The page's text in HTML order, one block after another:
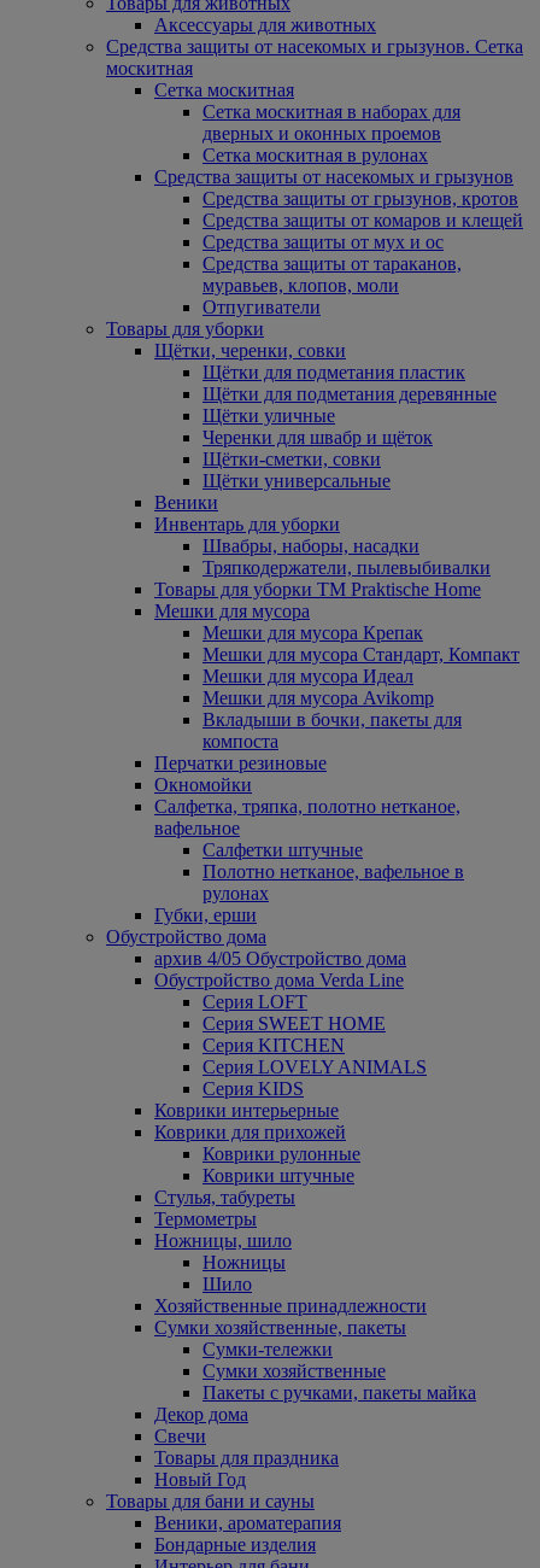
Аксессуары для животных
Средства защиты от насекомых и грызунов. Сетка
москитная
Сетка москитная
Сетка москитная в наборах для
дверных и оконных проемов
Сетка москитная в рулонах
Средства защиты от насекомых и грызунов
Средства защиты от грызунов, кротов
Средства защиты от комаров и клещей
Средства защиты от мух и ос
Средства защиты от тараканов,
муравьев, клопов, моли
Отпугиватели
Товары для уборки
Щётки, черенки, совки
Щётки для подметания пластик
Щётки для подметания деревянные
Щётки уличные
Черенки для швабр и щёток
Щётки-сметки, совки
Щётки универсальные
Веники
Инвентарь для уборки
Швабры, наборы, насадки
Тряпкодержатели, пылевыбивалки
Товары для уборки ТМ Praktische Home
Мешки для мусора
Мешки для мусора Крепак
Мешки для мусора Стандарт, Компакт
Мешки для мусора Идеал
Мешки для мусора Avikomp
Вкладыши в бочки, пакеты для
компоста
Перчатки резиновые
Окномойки
Салфетка, тряпка, полотно нетканое,
вафельное
Салфетки штучные
Полотно нетканое, вафельное в
рулонах
Губки, ерши
Обустройство дома
архив 4/05 Обустройство дома
Обустройство дома Verda Line
Серия LOFT
Серия SWEET HOME
Серия KITCHEN
Серия LOVELY ANIMALS
Серия KIDS
Коврики интерьерные
Коврики для прихожей
Коврики рулонные
Коврики штучные
Стулья, табуреты
Термометры
Ножницы, шило
Ножницы
Шило
Хозяйственные принадлежности
Сумки хозяйственные, пакеты
Сумки-тележки
Сумки хозяйственные
Пакеты с ручками, пакеты майка
Декор дома
Свечи
Товары для праздника
Новый Год
Товары для бани и сауны
Веники, ароматерапия
Бондарные изделия